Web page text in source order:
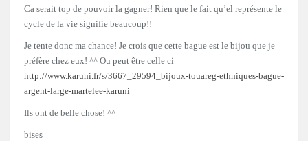
Ca serait top de pouvoir la gagner! Rien que le fait qu’el représente le
cycle de la vie signifie beaucoup!!
Je tente donc ma chance! Je crois que cette bague est le bijou que je
préfère chez eux! ^^ Ou peut être celle ci
http://www.karuni.fr/s/3667_29594_bijoux-touareg-ethniques-bague-
argent-large-martelee-karuni
Ils ont de belle chose! ^^
bises